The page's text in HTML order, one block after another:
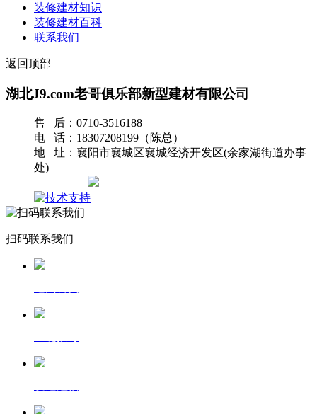
装修建材知识
装修建材百科
联系我们
返回顶部
湖北J9.com老哥俱乐部新型建材有限公司
售 后：0710-3516188
电 话：18307208199（陈总）
地 址：襄阳市襄城区襄城经济开发区(余家湖街道办事
处)
扫码联系我们